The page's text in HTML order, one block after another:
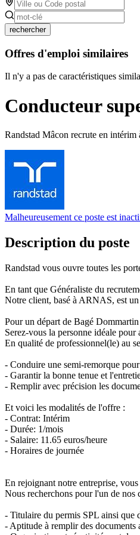
rechercher
Offres d'emploi similaires
Il n'y a pas de caractéristiques
Conducteur
Randstad Mâcon recrute en
Malheureusement ce poste est
Description du poste
Randstad vous ouvre toutes les
En tant que Généraliste du
Notre client, basé à ARNAS, est
Pour un départ de Bagé
Serez-vous la personne idéale
En qualité de professionnel(le) au
- Conduire une semi-remorque
- Garantir la bonne tenue et
- Remplir avec précision les
Et voici les modalités de l'offre :
- Contrat: Intérim
- Durée: 1/mois
- Salaire: 11.65 euros/heure
- Horaires de journée
En rejoignant notre entreprise,
Nous recherchons pour l'un de nos
- Titulaire du permis SPL ainsi que
- Aptitude à remplir des documents